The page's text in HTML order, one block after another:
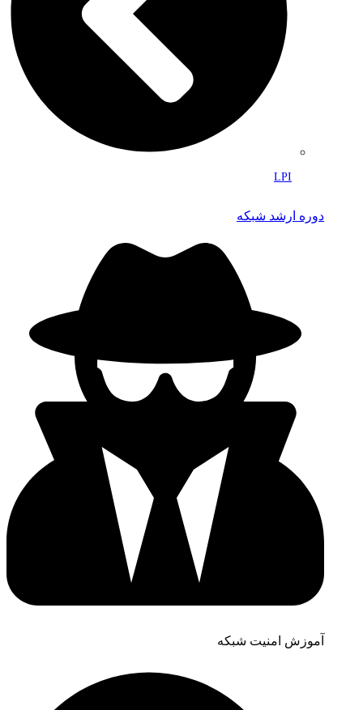
LPI
دوره ارشد شبکه
آموزش امنیت شبکه